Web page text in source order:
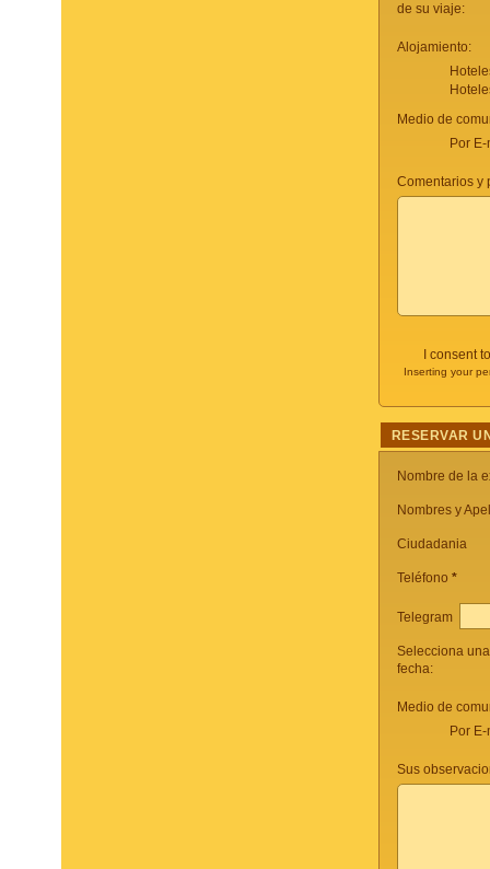
de su viaje:
Alojamiento:
Medio de
Por E-
Comentarios y
I consent
Inserting your
RESERVAR
Nombre de la
Nombres y
Ciudadania
Teléfono *
Telegram
Selecciona una
fecha:
Medio de
Por E-
Sus